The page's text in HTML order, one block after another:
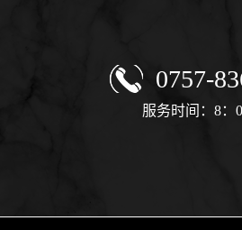
0757-
服务时间：8：